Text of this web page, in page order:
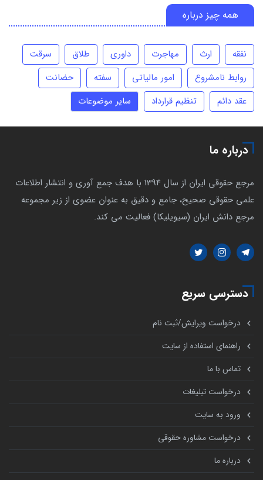
همه چیز درباره
نفقه ارث مهاجرت داوری طلاق
سرقت
روابط نامشروع
امور مالیاتی سفته
حضانت
عقد دائم
تنظیم قرارداد سایر موضوعات
درباره ما
مرجع حقوقی ایران از سال 1394 با هدف جمع آوری و انتشار اطلاعات
علمی حقوقی صحیح، جامع و دقیق به عنوان عضوی از زیر مجموعه
مرجع دانش ایران (سیویلیکا) فعالیت می کند.
دسترسی سریع
درخواست ویرایش/ثبت نام
راهنمای استفاده از سایت
تماس با ما
درخواست تبلیغات
ورود به سایت
درخواست مشاوره حقوقی
درباره ما